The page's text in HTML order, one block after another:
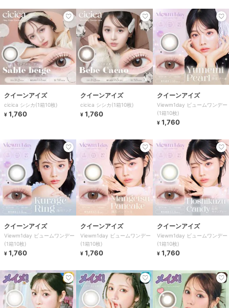
クイーンアイズ
cicica シシカ(1箱10枚)
¥ 1,760
クイーンアイズ
cicica シシカ(1箱10枚)
¥ 1,760
クイーンアイズ
Viewm1day ビュームワンデー
(1箱10枚)
¥ 1,760
クイーンアイズ
Viewm1day ビュームワンデー
(1箱10枚)
¥ 1,760
クイーンアイズ
Viewm1day ビュームワンデー
(1箱10枚)
¥ 1,760
クイーンアイズ
Viewm1day ビュームワンデー
(1箱10枚)
¥ 1,760